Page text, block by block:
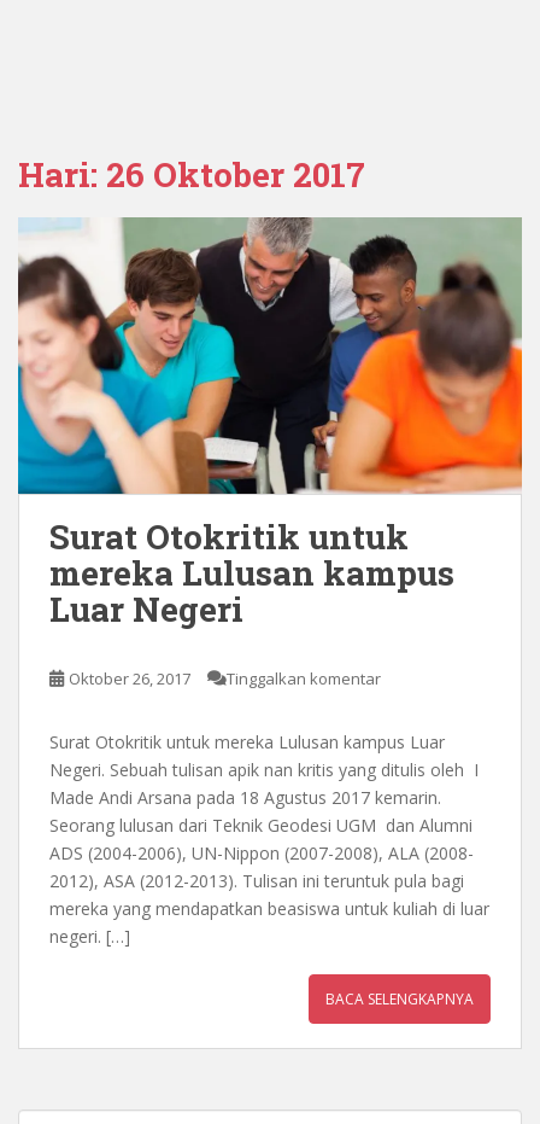
Hari: 26 Oktober 2017
Surat Otokritik untuk
mereka Lulusan kampus
Luar Negeri
Oktober 26, 2017 Tinggalkan komentar
Surat Otokritik untuk mereka Lulusan kampus Luar
Negeri. Sebuah tulisan apik nan kritis yang ditulis oleh I
Made Andi Arsana pada 18 Agustus 2017 kemarin.
Seorang lulusan dari Teknik Geodesi UGM dan Alumni
ADS (2004-2006), UN-Nippon (2007-2008), ALA (2008-
2012), ASA (2012-2013). Tulisan ini teruntuk pula bagi
mereka yang mendapatkan beasiswa untuk kuliah di luar
negeri. […]
BACA SELENGKAPNYA